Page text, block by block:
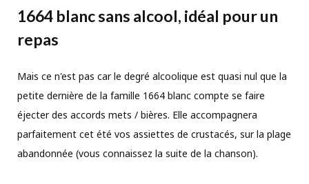
1664 blanc sans alcool, idéal pour un
repas
Mais ce n'est pas car le degré alcoolique est quasi nul que la
petite dernière de la famille 1664 blanc compte se faire
éjecter des accords mets / bières. Elle accompagnera
parfaitement cet été vos assiettes de crustacés, sur la plage
abandonnée (vous connaissez la suite de la chanson).